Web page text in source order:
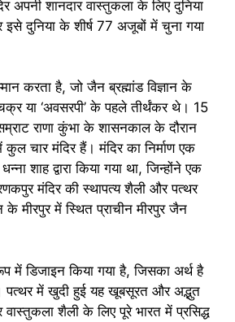
अपनी शानदार वास्तुकला के लिए दुनिया
इसे दुनिया के शीर्ष 77 अजूबों में चुना गया
करता है, जो जैन ब्रह्मांड विज्ञान के
या ‘अवसरपी’ के पहले तीर्थंकर थे। 15
राणा कुंभा के शासनकाल के दौरान
कुल चार मंदिर हैं। मंदिर का निर्माण एक
शाह द्वारा किया गया था, जिन्होंने एक
मंदिर की स्थापत्य शैली और पत्थर
के मीरपुर में स्थित प्राचीन मीरपुर जैन
में डिजाइन किया गया है, जिसका अर्थ है
में खुदी हुई यह खूबसूरत और अद्भुत
वास्तुकला शैली के लिए पूरे भारत में प्रसिद्ध